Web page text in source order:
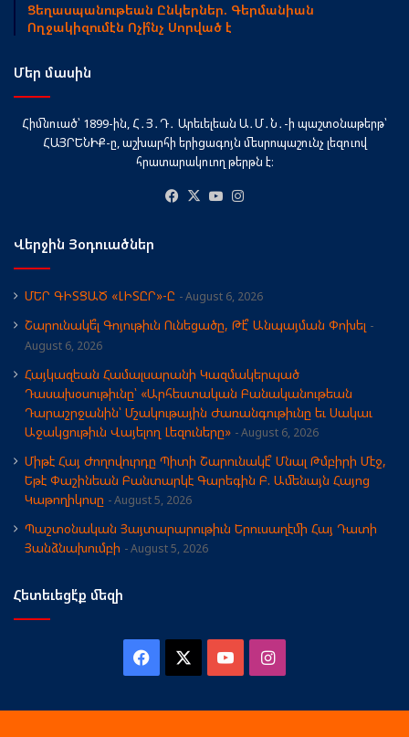
Ցեղասպանութեան Ընկերներ. Գերմանիան
Ողջակիզումէն Ոչի՞նչ Սորված է
Մեր մասին
Հիմնուած՝ 1899-ին, Հ․Յ․Դ․ Արեւելեան Ա․Մ․Ն․-ի պաշտօնաթերթ՝
ՀԱՅՐԵՆԻՔ-ը, աշխարհի երիցագոյն մեսրոպաշունչ լեզուով
հրատարակուող թերթն է։
Facebook
X YouTube
Վերջին Յօդուածներ
ՄԵՐ ԳԻՏՑԱԾ «ԼԻՏԸՐ»-Ը August 6, 2026
Շարունակե՞լ Գոյութիւն Ունեցածը, Թէ՞ Անպայման Փոխել
August 6, 2026
Հայկազեան Համալսարանի Կազմակերպած
Դասախօսութիւնը՝ «Արհեստական Բանականութեան
Դարաշրջանին՝ Մշակութային Ժառանգութիւնը եւ Սակաւ
Աջակցութիւն Վայելող Լեզուները»
August 6, 2026
Միթէ Հայ Ժողովուրդը Պիտի Շարունակէ՞ Մնալ Թմբիրի Մէջ,
Եթէ Փաշինեան Բանտարկէ Գարեգին Բ. Ամենայն Հայոց
Կաթողիկոսը
August 5, 2026
Պաշտօնական Յայտարարութիւն Երուսաղէմի Հայ Դատի
Յանձնախումբի
August 5, 2026
Հետեւեցէ՛ք մեզի
Facebook YouTubeInstagram